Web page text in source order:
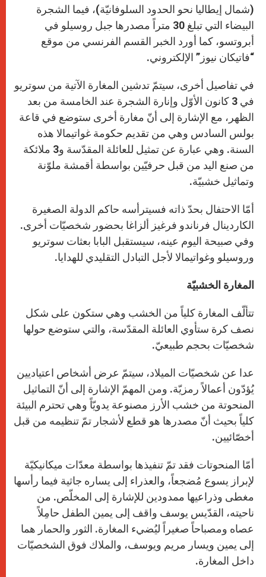
(شمال إيطاليا نحو الحدود السلوفانيّة)، فيما الشجرة
البيضاء التي تبلغ 30 متراً مصدرها جبل روسيلو في
أبروتسو، كما أورد الخبر القسم الفرنسي من موقع
“فاتيكان نيوز” الإلكتروني.
في تفاصيل أخرى، سيتمّ تدشين المغارة الآتية من سوتريو
في 3 كانون الأوّل وإنارة الشجرة عند الخامسة من بعد
الظهر، مع الإشارة إلى أنّ مغارة أخرى ستوضع في قاعة
بولس السادس وهي من تقديم حكومة غواتيمالا هذه
السنة. وهي عبارة عن تمثيل للعائلة المقدّسة و3 ملائكة
من صنع اليد من قبل حرفيّين بواسطة أقمشة ملوّنة
وتماثيل خشبيّة.
أمّا الاحتفال بحدّ ذاته فسيترأسه حاكم الدولة الصغيرة
الكاردينال فرناندو فرغيز ألزاغا بحضور شخصيّات أخرى.
وفي صبيحة اليوم عينه، سيستقبل البابا بعثات سوتريو
وروسيلو وغواتيمالا لأجل التبادل التقليدي للهدايا.
المغارة الخشبيّة
تتألّف المغارة كلياً من الخشب وهي ستكون على شكل
نصف كرة ستأوي العائلة المقدّسة، والتي ستوضع حولها
شخصيّات بحجم طبيعيّ.
عدا عن شخصيّات الميلاد، سيتمّ عرض أشخاص اعتياديين
يُؤدّون أعمالاً رمزيّة. ومن المهمّ الإشارة إلى أنّ التماثيل
المنحوتة من خشب الأرز مصنوعة يدويّاً وهي تحترم البيئة
كلياً بحيث أنّ مصدرها هو قطع لأشجار تمّ تنظيمه من قبل
أخصّائيين.
أمّا المنحوتات فقد تمّ تنفيذها بواسطة معدّات ميكانيكيّة
لإبراز يسوع مُضجعاً، والعذراء إلى يساره جاثية فيما رأسها
مغطى وذراعيها ممدودين للإشارة إلى المخلّص. من
ناحيته، القدّيس يوسف واقف إلى يمين الطفل حامِلاً
عصاه ومصباحاً صغيراً ليُضيء المغارة. الثور والحمار هما
إلى يمين ويسار مريم ويوسف، والملاك فوق الشخصيّات
داخل المغارة.